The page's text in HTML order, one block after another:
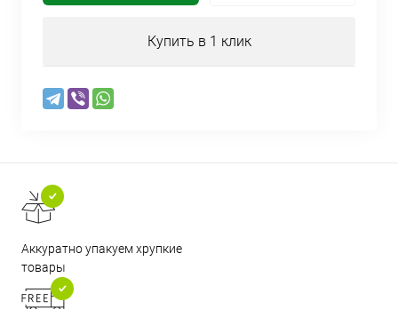
Купить в 1 клик
Аккуратно упакуем хрупкие
товары